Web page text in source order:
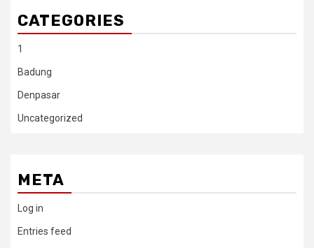
CATEGORIES
1
Badung
Denpasar
Uncategorized
META
Log in
Entries feed